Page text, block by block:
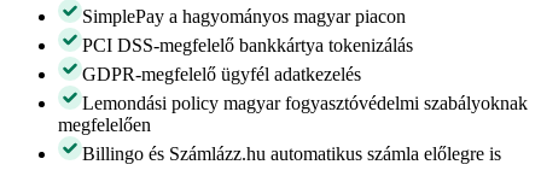
SimplePay a hagyományos magyar piacon
PCI DSS-megfelelő bankkártya tokenizálás
GDPR-megfelelő ügyfél adatkezelés
Lemondási policy magyar fogyasztóvédelmi szabályoknak
megfelelően
Billingo és Számlázz.hu automatikus számla előlegre is